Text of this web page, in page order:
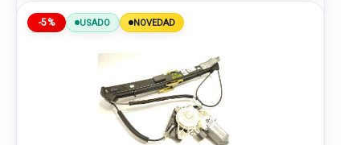
-5% USADO NOVEDAD